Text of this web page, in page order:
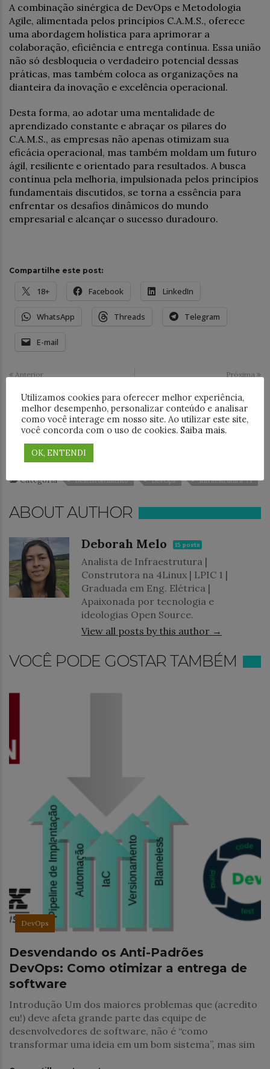
A combinação sinérgica de DevOps e Metodologia
Agile, alimentada pelos princípios C.A.M.S., oferece
uma abordagem holística para aprimorar a
colaboração, eficiência e entrega contínua. Essa união
não só desbloqueia o verdadeiro potencial dessas
práticas, mas também coloca as organizações na
dianteira da inovação e excelência operacional.
Desta forma, ao adotar uma mentalidade de
aprendizado constante e abraçar os pilares do
C.A.M.S., as empresas não apenas otimizam sua
eficácia operacional, mas também moldam um futuro
ágil, resiliente e orientado para resultados. A busca
contínua pela melhoria, impulsionada pelos princípios
fundamentais discutidos, se torna a essência para
enfrentar os desafios dinâmicos do mundo
empresarial e alcançar o sucesso duradouro.
Compartilhe este post:
18+ Facebook LinkedIn
WhatsApp Threads Telegram
E-mail
Anterior
Parte 01 - Introdução e
Fundamentos
Próxima
aniversário.
Tags Devops
Categoria Desenvolvimento DevOps Infraestrutura TI
ABOUT AUTHOR
Deborah Melo 15 posts
Analista de Infraestrutura |
Construtora na 4Linux | LPIC 1 |
Graduada em Eng. Elétrica |
Apaixonada por tecnologia e
ideologias Open Source.
View all posts by this author →
VOCÊ PODE GOSTAR TAMBÉM
DevOps
Desvendando os Anti-Padrões
DevOps: Como otimizar a entrega de
software
Introdução Um dos maiores problemas que (acredito
eu!) deve afeta grande parte das equipe de
desenvolvedores de software, não é “como
transformar uma ideia em um bom sistema”, mas sim
Utilizamos cookies para oferecer melhor experiência,
melhor desempenho, personalizar conteúdo e analisar
como você interage em nosso site. Ao utilizar este site,
você concorda com o uso de cookies. Saiba mais.
OK, ENTENDI